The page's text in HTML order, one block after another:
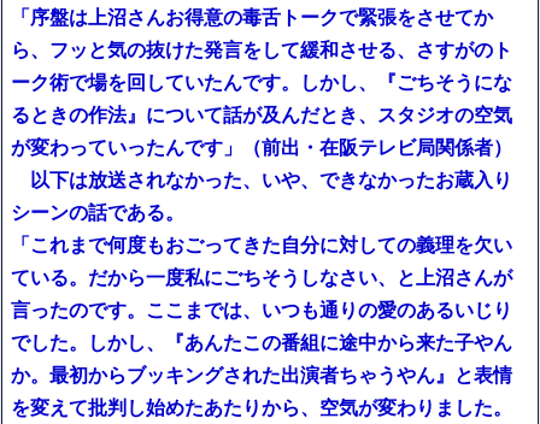
「序盤は上沼さんお得意の毒舌トークで緊張をさせてか
ら、フッと気の抜けた発言をして緩和させる、さすがのト
ーク術で場を回していたんです。しかし、『ごちそうにな
るときの作法』について話が及んだとき、スタジオの空気
が変わっていったんです」（前出・在阪テレビ局関係者）
以下は放送されなかった、いや、できなかったお蔵入り
シーンの話である。
「これまで何度もおごってきた自分に対しての義理を欠い
ている。だから一度私にごちそうしなさい、と上沼さんが
言ったのです。ここまでは、いつも通りの愛のあるいじり
でした。しかし、『あんたこの番組に途中から来た子やん
か。最初からブッキングされた出演者ちゃうやん』と表情
を変えて批判し始めたあたりから、空気が変わりました。